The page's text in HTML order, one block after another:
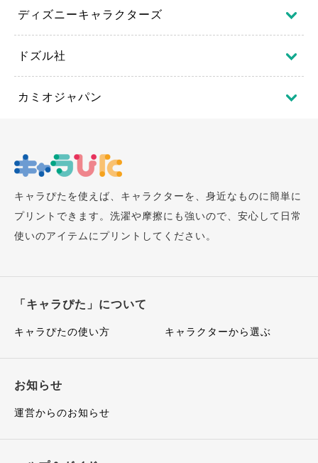
ディズニーキャラクターズ
ドズル社
カミオジャパン
キャラぴたを使えば、キャラクターを、身近なものに簡単に
プリントできます。洗濯や摩擦にも強いので、安心して日常
使いのアイテムにプリントしてください。
「キャラぴた」について
キャラぴたの使い方 キャラクターから選ぶ
お知らせ
運営からのお知らせ